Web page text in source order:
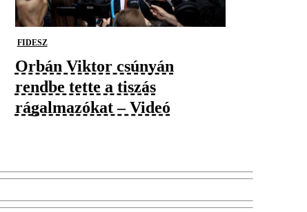
FIDESZ
Orbán Viktor csúnyán
rendbe tette a tiszás
rágalmazókat – Videó